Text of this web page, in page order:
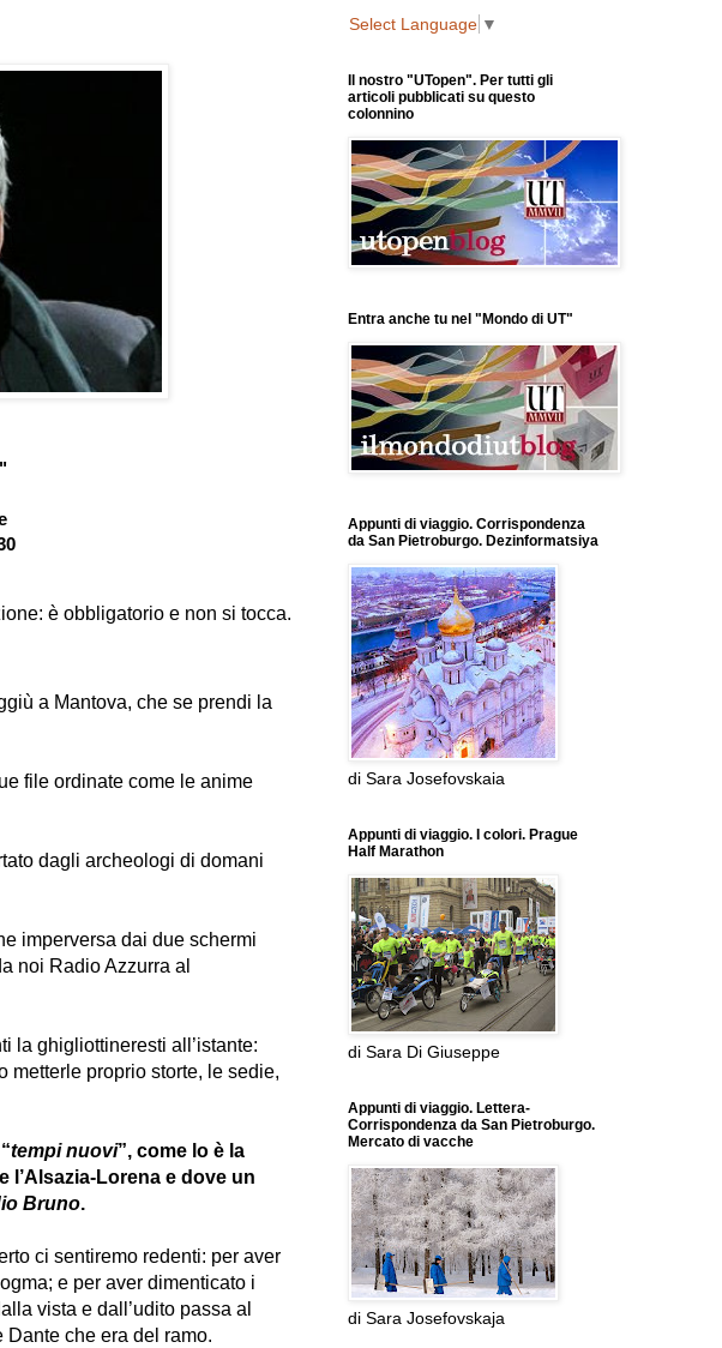
è obbligatorio e non si tocca.
a Mantova, che se prendi la
file ordinate come le anime
dagli archeologi di domani
imperversa dai due schermi
noi Radio Azzurra al
la ghigliottineresti all’istante:
metterle proprio storte, le sedie,
tempi nuovi”, come lo è la
l’Alsazia-Lorena e dove un
Bruno.
ci sentiremo redenti: per aver
e per aver dimenticato i
vista e dall’udito passa al
Dante che era del ramo.
Select Language ▼
Il nostro "UTopen". Per tutti gli
articoli pubblicati su questo
colonnino
Entra anche tu nel "Mondo di UT"
Appunti di viaggio. Corrispondenza
da San Pietroburgo. Dezinformatsiya
di Sara Josefovskaia
Appunti di viaggio. I colori. Prague
Half Marathon
di Sara Di Giuseppe
Appunti di viaggio. Lettera-
Corrispondenza da San Pietroburgo.
Mercato di vacche
di Sara Josefovskaja